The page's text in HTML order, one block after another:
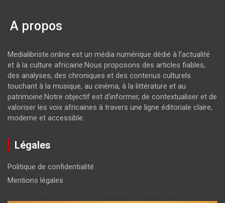
A propos
Medialibriste.online est un média numérique dédié à l’actualité
et à la culture africaine.Nous proposons des articles fiables,
des analyses, des chroniques et des contenus culturels
touchant à la musique, au cinéma, à la littérature et au
patrimoine.Notre objectif est d’informer, de contextualiser et de
valoriser les voix africaines à travers une ligne éditoriale claire,
moderne et accessible.
Légales
Politique de confidentialité
Mentions légales